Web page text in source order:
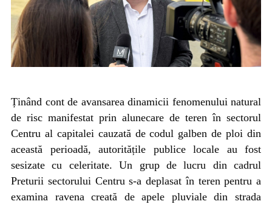
Ținând cont de avansarea dinamicii fenomenului natural
de risc manifestat prin alunecare de teren în sectorul
Centru al capitalei cauzată de codul galben de ploi din
această perioadă, autoritățile publice locale au fost
sesizate cu celeritate. Un grup de lucru din cadrul
Preturii sectorului Centru s-a deplasat în teren pentru a
examina ravena creată de apele pluviale din strada